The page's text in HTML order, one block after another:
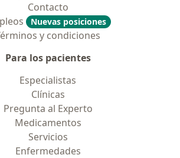
Contacto
Nuevas posiciones
y condiciones
Para los pacientes
Especialistas
Clínicas
Pregunta al Experto
Medicamentos
Servicios
Enfermedades